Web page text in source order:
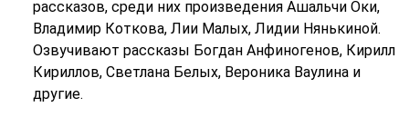
рассказов, среди них произведения Ашальчи Оки,
Владимир Коткова, Лии Малых, Лидии Нянькиной.
Озвучивают рассказы Богдан Анфиногенов, Кирилл
Кириллов, Светлана Белых, Вероника Ваулина и
другие.